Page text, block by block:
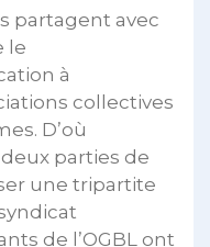
partagent avec
le
à
collectives
D’où
parties de
une tripartite
de l’OGBL ont